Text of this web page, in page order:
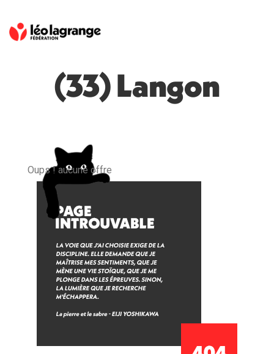
(33) Langon
Oups ! aucune offre